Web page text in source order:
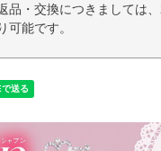
品・交換につきましては
可能です。